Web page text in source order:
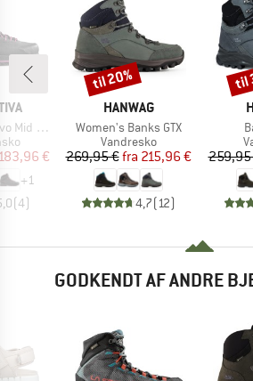
GTX
pris
€
+1
(4)
MÆRKE
HANWAG
Artikel
Women's Banks GTX
Produktgruppe
Vandresko
Pris
269,95 € Nedsat pris
fra 215,96 €
4,7(12)
Rabat
til 20%
259,95
til
GODKENDT AF ANDRE